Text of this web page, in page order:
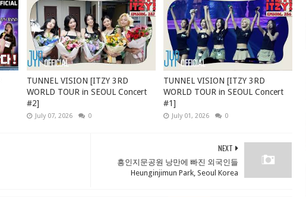
TUNNEL VISION [ITZY 3RD
WORLD TOUR in SEOUL Concert
#2]
July 07, 2026 0
TUNNEL VISION [ITZY 3RD
WORLD TOUR in SEOUL Concert
#1]
July 01, 2026 0
NEXT
흥인지문공원 낭만에 빠진 외국인들
Heunginjimun Park, Seoul Korea